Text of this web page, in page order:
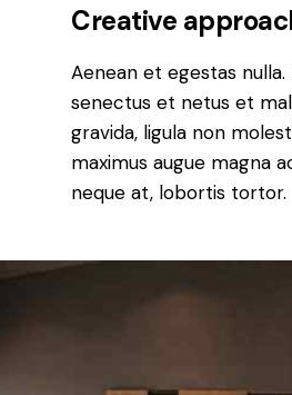
Creative
Aenean et egestas
senectus et netus et
gravida, ligula non
maximus augue magna
neque at, lobortis tortor.